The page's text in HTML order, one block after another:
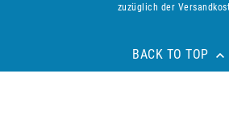
zuzüglich der
BACK TO TOP